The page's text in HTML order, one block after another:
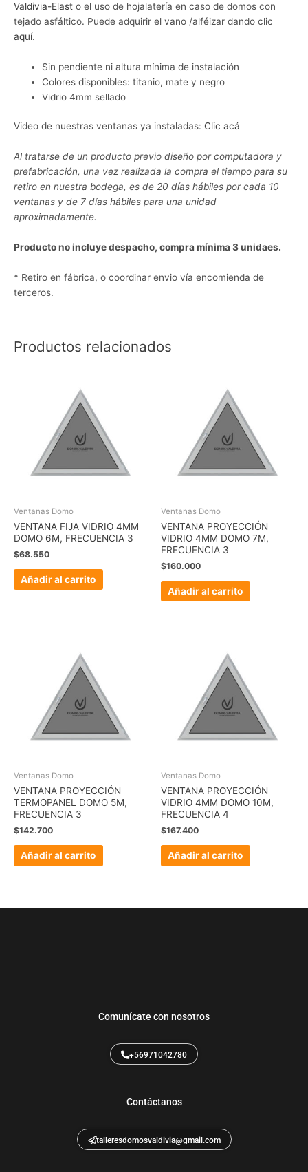
Valdivia-Elast o el uso de hojalatería en caso de domos con
tejado asfáltico. Puede adquirir el vano /alféizar dando clic
aquí.
Sin pendiente ni altura mínima de instalación
Colores disponibles: titanio, mate y negro
Vidrio 4mm sellado
Video de nuestras ventanas ya instaladas: Clic acá
Al tratarse de un producto previo diseño por computadora y
prefabricación, una vez realizada la compra el tiempo para su
retiro en nuestra bodega, es de 20 días hábiles por cada 10
ventanas y de 7 días hábiles para una unidad
aproximadamente.
Producto no incluye despacho, compra mínima 3 unidaes.
* Retiro en fábrica, o coordinar envio vía encomienda de
terceros.
Productos relacionados
Ventanas Domo
VENTANA FIJA VIDRIO 4MM
DOMO 6M, FRECUENCIA 3
$68.550
Añadir al carrito
Ventanas Domo
VENTANA PROYECCIÓN
VIDRIO 4MM DOMO 7M,
FRECUENCIA 3
$160.000
Añadir al carrito
Ventanas Domo
VENTANA PROYECCIÓN
TERMOPANEL DOMO 5M,
FRECUENCIA 3
$142.700
Añadir al carrito
Ventanas Domo
VENTANA PROYECCIÓN
VIDRIO 4MM DOMO 10M,
FRECUENCIA 4
$167.400
Añadir al carrito
Comunícate con nosotros
+56971042780
Contáctanos
talleresdomosvaldivia@gmail.com